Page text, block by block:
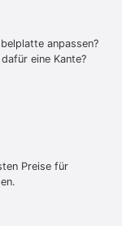
anpassen?
eine Kante?
Preise für